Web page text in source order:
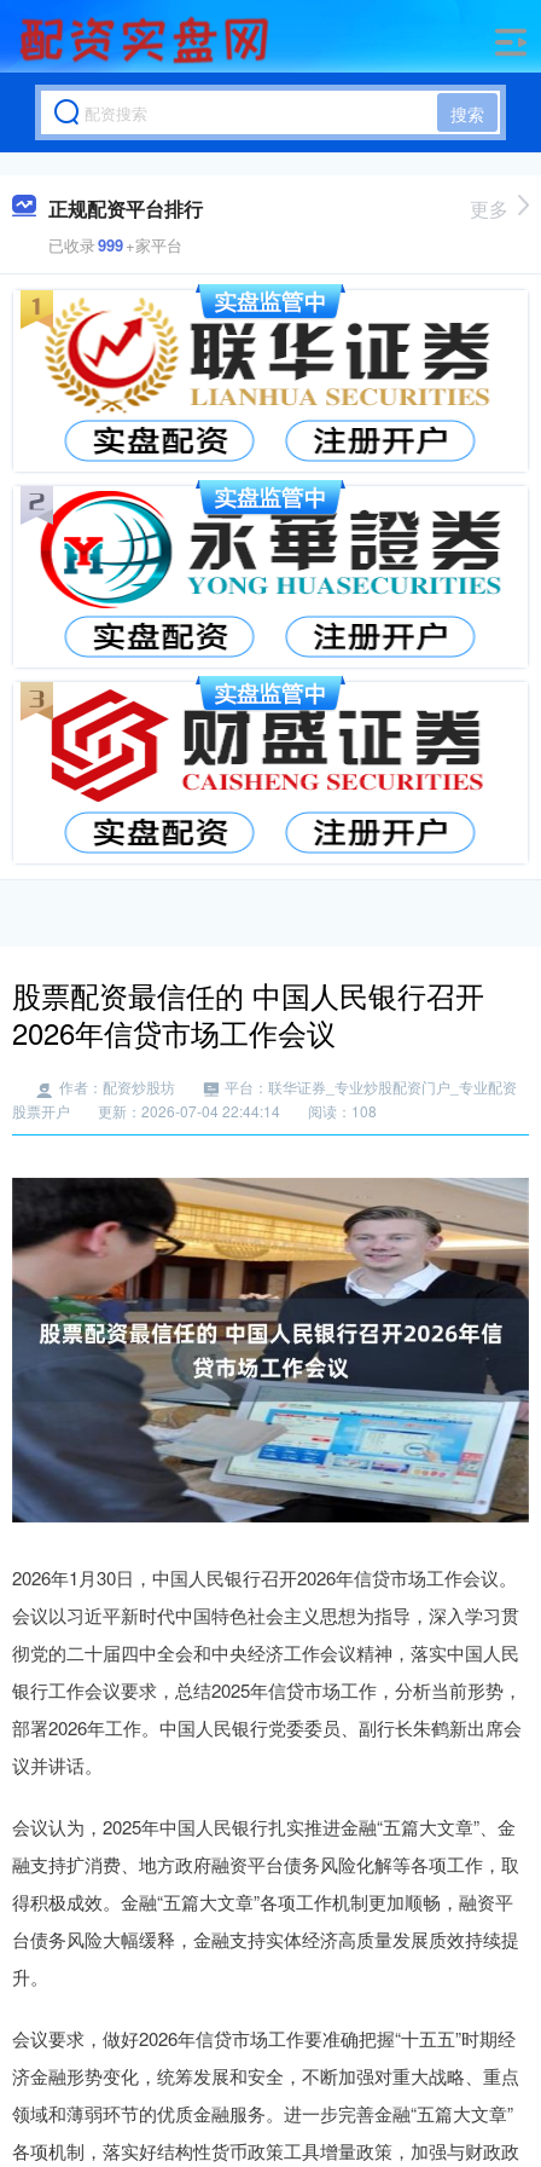
搜索
正规配资平台排行
已收录999+家平台
更多
股票配资最信任的 中国人民银行召开
2026年信贷市场工作会议
作者：配资炒股坊
平台：联华证券_专业炒股配资门户_专业配资
股票开户
更新：2026-07-04 22:44:14 阅读：108
2026年1月30日，中国人民银行召开2026年信贷市场工作会议。
会议以习近平新时代中国特色社会主义思想为指导，深入学习贯
彻党的二十届四中全会和中央经济工作会议精神，落实中国人民
银行工作会议要求，总结2025年信贷市场工作，分析当前形势，
部署2026年工作。中国人民银行党委委员、副行长朱鹤新出席会
议并讲话。
会议认为，2025年中国人民银行扎实推进金融“五篇大文章”、金
融支持扩消费、地方政府融资平台债务风险化解等各项工作，取
得积极成效。金融“五篇大文章”各项工作机制更加顺畅，融资平
台债务风险大幅缓释，金融支持实体经济高质量发展质效持续提
升。
会议要求，做好2026年信贷市场工作要准确把握“十五五”时期经
济金融形势变化，统筹发展和安全，不断加强对重大战略、重点
领域和薄弱环节的优质金融服务。进一步完善金融“五篇大文章”
各项机制，落实好结构性货币政策工具增量政策，加强与财政政